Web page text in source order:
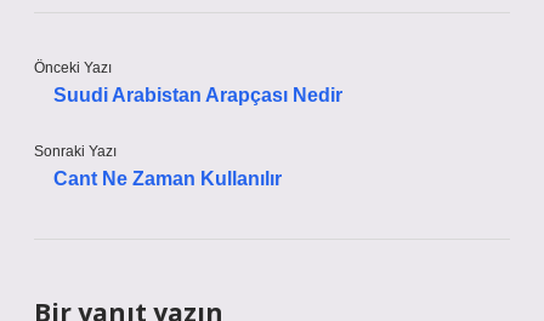
Önceki Yazı
Suudi Arabistan Arapçası Nedir
Sonraki Yazı
Cant Ne Zaman Kullanılır
Bir yanıt yazın